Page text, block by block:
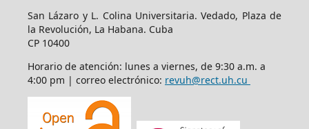
San Lázaro y L. Colina Universitaria. Vedado, Plaza de
la Revolución, La Habana. Cuba
CP 10400
Horario de atención: lunes a viernes, de 9:30 a.m. a
4:00 pm | correo electrónico: revuh@rect.uh.cu